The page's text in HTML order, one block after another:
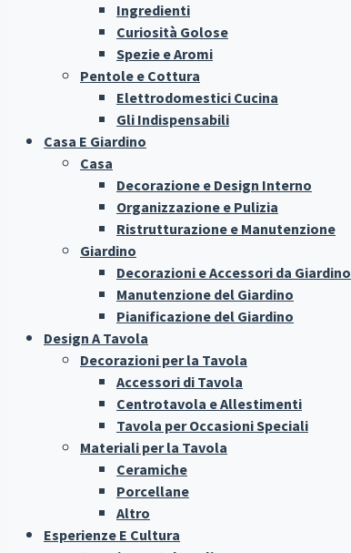
Ingredienti
Curiosità Golose
Spezie e Aromi
Pentole e Cottura
Elettrodomestici Cucina
Gli Indispensabili
Casa E Giardino
Casa
Decorazione e Design Interno
Organizzazione e Pulizia
Ristrutturazione e Manutenzione
Giardino
Decorazioni e Accessori da Giardino
Manutenzione del Giardino
Pianificazione del Giardino
Design A Tavola
Decorazioni per la Tavola
Accessori di Tavola
Centrotavola e Allestimenti
Tavola per Occasioni Speciali
Materiali per la Tavola
Ceramiche
Porcellane
Altro
Esperienze E Cultura